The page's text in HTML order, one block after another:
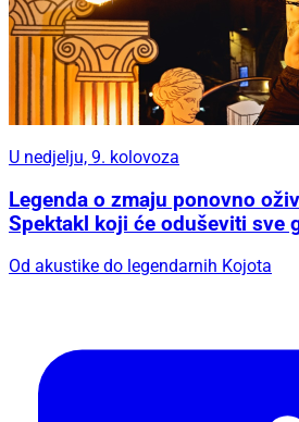
U nedjelju, 9. kolovoza
Legenda o zmaju ponovno
Spektakl koji će oduševiti sve
Od akustike do legendarnih Kojota